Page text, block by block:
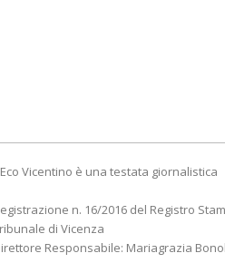
Vicentino è una testata giornalistica
n. 16/2016 del Registro
di Vicenza
Responsabile: Mariagrazia